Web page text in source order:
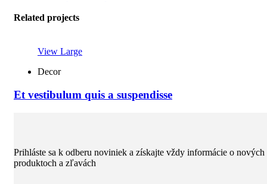
Related projects
View Large
Decor
Et vestibulum quis a suspendisse
Prihláste sa k odberu noviniek a získajte vždy informácie o nových
produktoch a zľavách